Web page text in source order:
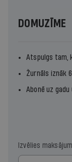
DOMUZĪME
Atspulgs tam,
Žurnāls iznāk
Abonē uz
Izvēlies